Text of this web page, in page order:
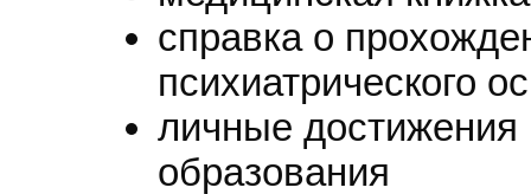
справка о
психиатрического
личные достижения
образования